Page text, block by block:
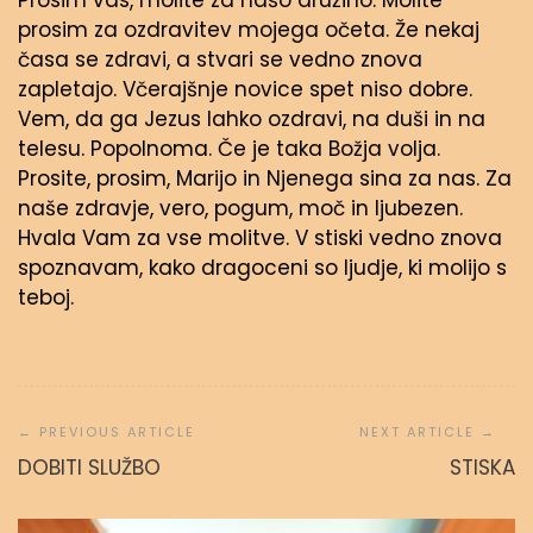
prosim za ozdravitev mojega očeta. Že nekaj
časa se zdravi, a stvari se vedno znova
zapletajo. Včerajšnje novice spet niso dobre.
Vem, da ga Jezus lahko ozdravi, na duši in na
telesu. Popolnoma. Če je taka Božja volja.
Prosite, prosim, Marijo in Njenega sina za nas. Za
naše zdravje, vero, pogum, moč in ljubezen.
Hvala Vam za vse molitve. V stiski vedno znova
spoznavam, kako dragoceni so ljudje, ki molijo s
teboj.
prispevka
DOBITI SLUŽBO STISKA